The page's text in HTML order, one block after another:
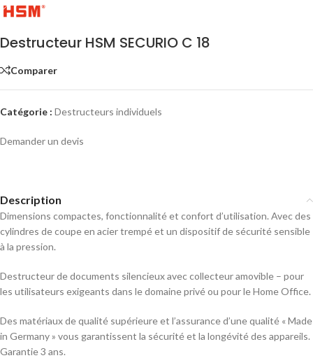
Destructeur HSM SECURIO C 18
Comparer
Catégorie : Destructeurs individuels
Demander un devis
Description
Dimensions compactes, fonctionnalité et confort d’utilisation. Avec des
cylindres de coupe en acier trempé et un dispositif de sécurité sensible
à la pression.
Destructeur de documents silencieux avec collecteur amovible – pour
les utilisateurs exigeants dans le domaine privé ou pour le Home Office.
Des matériaux de qualité supérieure et l’assurance d’une qualité « Made
in Germany » vous garantissent la sécurité et la longévité des appareils.
Garantie 3 ans.